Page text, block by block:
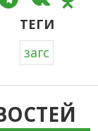
ТЕГИ
загс